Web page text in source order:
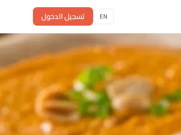
EN تسجيل الدخول